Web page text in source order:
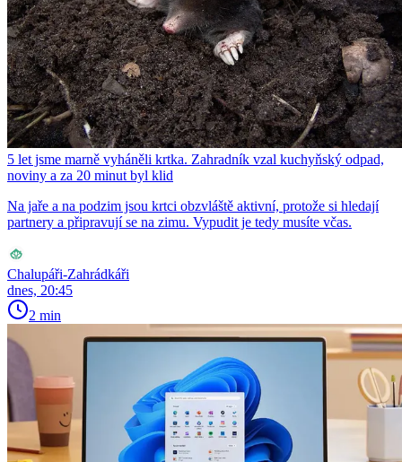
5 let jsme marně vyháněli krtka. Zahradník vzal kuchyňský odpad,
noviny a za 20 minut byl klid
Na jaře a na podzim jsou krtci obzvláště aktivní, protože si hledají
partnery a připravují se na zimu. Vypudit je tedy musíte včas.
Chalupáři-Zahrádkáři
dnes, 20:45
2 min